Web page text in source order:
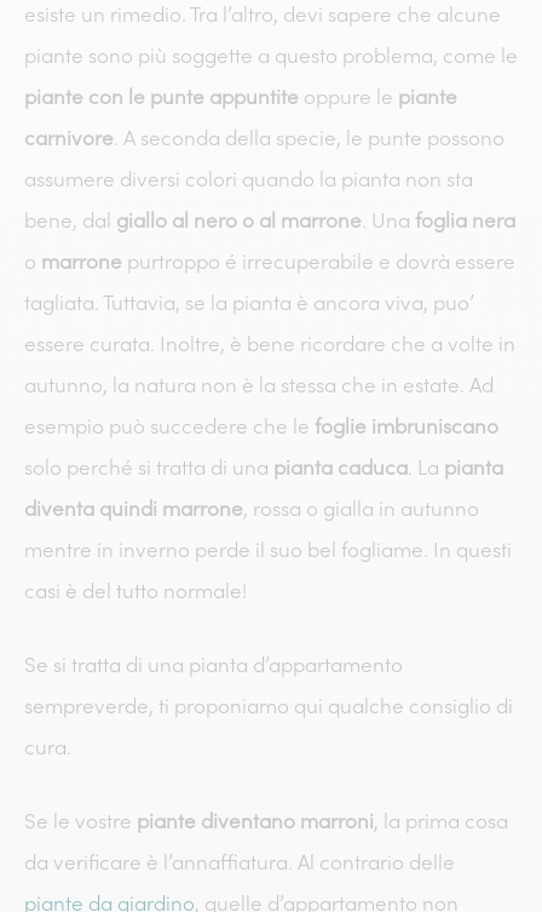
esiste un rimedio. Tra l’altro, devi sapere che alcune
piante sono più soggette a questo problema, come le
piante con le punte appuntite oppure le piante
carnivore. A seconda della specie, le punte possono
assumere diversi colori quando la pianta non sta
bene, dal giallo al nero o al marrone. Una foglia nera
o marrone purtroppo é irrecuperabile e dovrà essere
tagliata. Tuttavia, se la pianta è ancora viva, puo’
essere curata. Inoltre, è bene ricordare che a volte in
autunno, la natura non è la stessa che in estate. Ad
esempio può succedere che le foglie imbruniscano
solo perché si tratta di una pianta caduca. La pianta
diventa quindi marrone, rossa o gialla in autunno
mentre in inverno perde il suo bel fogliame. In questi
casi è del tutto normale!
Se si tratta di una pianta d’appartamento
sempreverde, ti proponiamo qui qualche consiglio di
cura.
Se le vostre piante diventano marroni, la prima cosa
da verificare è l’annaffiatura. Al contrario delle
piante da giardino, quelle d’appartamento non